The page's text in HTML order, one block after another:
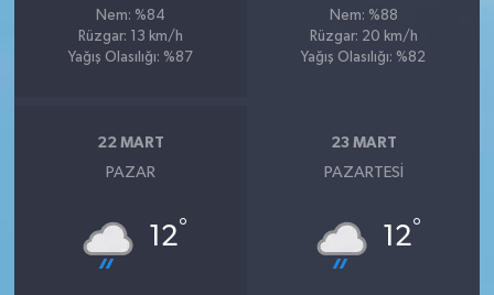
Nem: %84
Rüzgar: 13 km/h
Yağış Olasılığı: %87
Nem: %88
Rüzgar: 20 km/h
Yağış Olasılığı: %82
22 MART
PAZAR
12°
23 MART
PAZARTESI
12°